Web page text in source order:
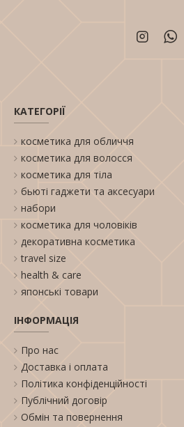
КАТЕГОРІЇ
косметика для обличчя
косметика для волосся
косметика для тіла
бьюті гаджети та аксесуари
набори
косметика для чоловіків
декоративна косметика
travel size
health & care
японські товари
ІНФОРМАЦІЯ
Про нас
Доставка і оплата
Політика конфіденційності
Публічний договір
Обмін та повернення